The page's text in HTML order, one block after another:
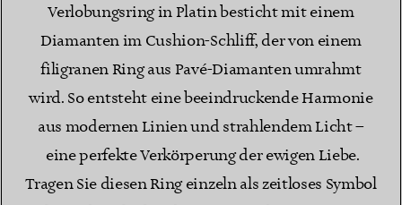
Verlobungsring in Platin besticht mit einem
Diamanten im Cushion-Schliff, der von einem
filigranen Ring aus Pavé-Diamanten umrahmt
wird. So entsteht eine beeindruckende Harmonie
aus modernen Linien und strahlendem Licht –
eine perfekte Verkörperung der ewigen Liebe.
Tragen Sie diesen Ring einzeln als zeitloses Symbol